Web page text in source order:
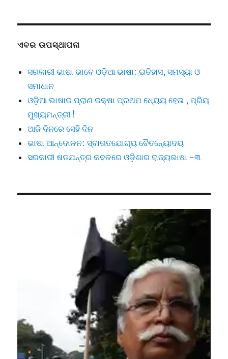
ଏବର ଉପସ୍ଥାପନା
ସରକାରୀ ଭାଷା ଭାବେ ଓଡ଼ିଆ ଭାଷା: ଇତିହାସ, ସମସ୍ୟା ଓ
ସମାଧାନ
ଓଡ଼ିଆ ଭାଷାର ପ୍ରାଣ ରକ୍ଷା ପ୍ରଥମ ଧ୍ୟେୟ ହେଉ , ପ୍ରିୟ
ମୁଖ୍ୟମନ୍ତ୍ରୀ !
ଆଜି ଦିନରେ ସେହି ଦିନ
ଭାଷା ଆନ୍ଦୋଳନ: ସ୍ବାଗତଯୋଗ୍ୟ ଚୈତନ୍ୟୋଦୟ
ସରକାରୀ ଷଡଯନ୍ତ୍ର କବଳରେ ଓଡ଼ିଶାର ରାଜ୍ୟଭାଷା -୩